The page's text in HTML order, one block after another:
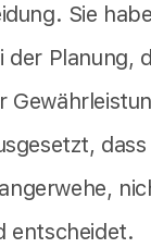
Sie
Planung,
dass
entscheidet.